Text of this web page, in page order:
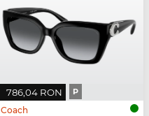
786,04 RON P
Coach